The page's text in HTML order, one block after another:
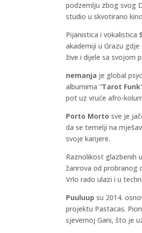
podzemlju zbog svog
studio u skvotirano
Pijanistica i vokalistica
akademiji u Grazu
žive i dijele sa svojom
nemanja je global
albumima “Tarot Funk
pot uz vruće afro-
Porto Morto sve je
da se temelji na
svoje karijere.
Raznolikost glazbenih
žanrova od probranog
Vrlo rado ulazi i u
Puuluup su 2014.
projektu Pastacas.
sjevernoj Gani, što je